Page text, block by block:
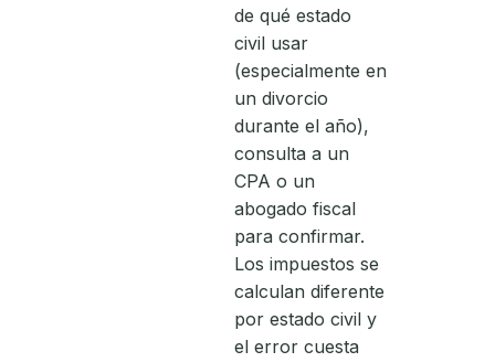
de qué estado
civil usar
(especialmente en
un divorcio
durante el año),
consulta a un
CPA o un
abogado fiscal
para confirmar.
Los impuestos se
calculan diferente
por estado civil y
el error cuesta